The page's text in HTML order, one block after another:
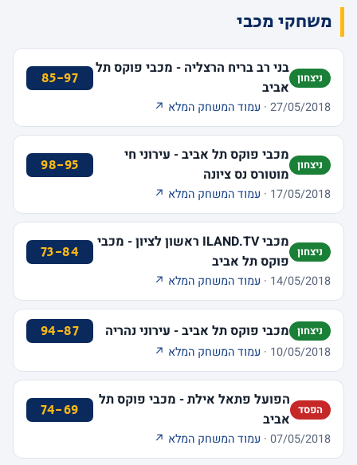
משחקי מכבי
ניצחון
בני רב בריח הרצליה - מכבי פוקס תל
אביב
85-97
27/05/2018 · עמוד המשחק המלא ↗
ניצחון
מכבי פוקס תל אביב - עירוני חי
מוטורס נס ציונה
98-95
17/05/2018 · עמוד המשחק המלא ↗
ניצחון
מכבי ILAND.TV ראשון לציון - מכבי
פוקס תל אביב
73-84
14/05/2018 · עמוד המשחק המלא ↗
ניצחון מכבי פוקס תל אביב - עירוני נהריה 94-87
10/05/2018 · עמוד המשחק המלא ↗
הפסד
הפועל פתאל אילת - מכבי פוקס תל
אביב
74-69
07/05/2018 · עמוד המשחק המלא ↗